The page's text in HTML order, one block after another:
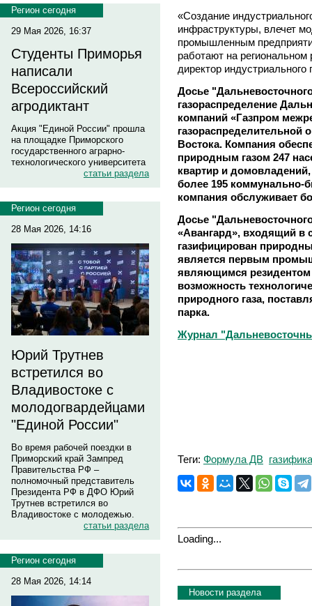
Регион сегодня
29 Мая 2026, 16:37
Студенты Приморья
написали
Всероссийский
агродиктант
Акция "Единой России" прошла
на площадке Приморского
государственного аграрно-
технологического университета
статьи раздела
Регион сегодня
28 Мая 2026, 14:16
Юрий Трутнев
встретился во
Владивостоке с
молодогвардейцами
"Единой России"
Во время рабочей поездки в
Приморский край Зампред
Правительства РФ –
полномочный представитель
Президента РФ в ДФО Юрий
Трутнев встретился во
Владивостоке с молодежью.
статьи раздела
Регион сегодня
28 Мая 2026, 14:14
«Создание
инфраструктуры, влечет
промышленным
работают на
директор
Досье
газораспределение
компаний «Газпром
газораспределительной
Востока. Компания
природным газом 247
квартир и
более 195 коммунально-
компания обслуживает
Досье
«Авангард», входящий в
газифицирован
является первым
являющимся
возможность
природного газа,
парка.
Журнал
Теги: Формула ДВ
Loading...
Новости раздела